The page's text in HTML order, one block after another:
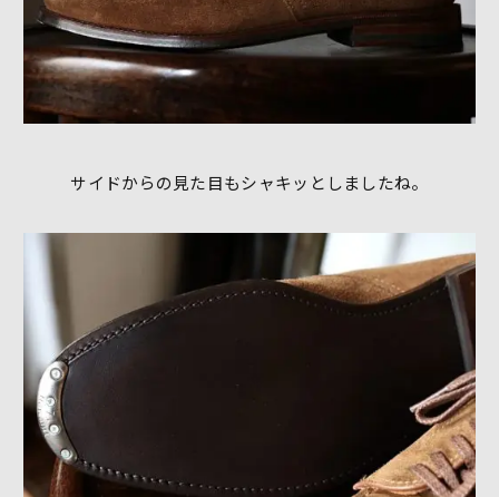
サイドからの見た目もシャキッとしましたね。